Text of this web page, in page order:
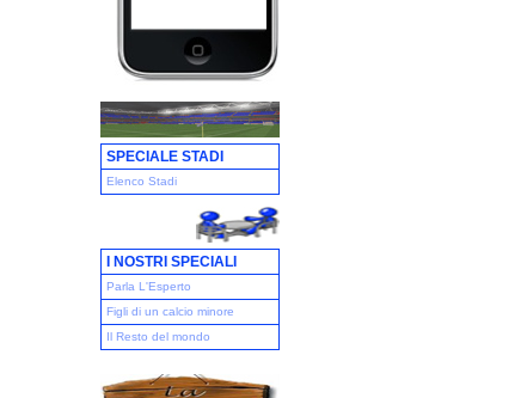
SPECIALE STADI
Elenco Stadi
I NOSTRI SPECIALI
Parla L'Esperto
Figli di un calcio minore
Il Resto del mondo